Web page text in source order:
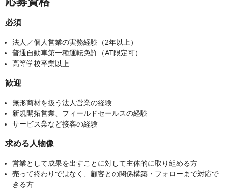
必須
法人／個人営業の実務経験（2年以上）
普通自動車第一種運転免許（AT限定可）
高等学校卒業以上
歓迎
無形商材を扱う法人営業の経験
新規開拓営業、フィールドセールスの経験
サービス業など接客の経験
求める人物像
営業として成果を出すことに対して主体的に取り組める方
売って終わりではなく、顧客との関係構築・フォローまで対応で
きる方